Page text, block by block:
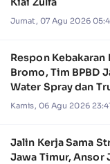
Jumat, 07 Agu 2026
Respon Kebakaran
Bromo, Tim BPBD
Water Spray dan
Kebakaran
Kamis, 06 Agu 2026
Jalin Kerja Sama
Jawa Timur, Ansor